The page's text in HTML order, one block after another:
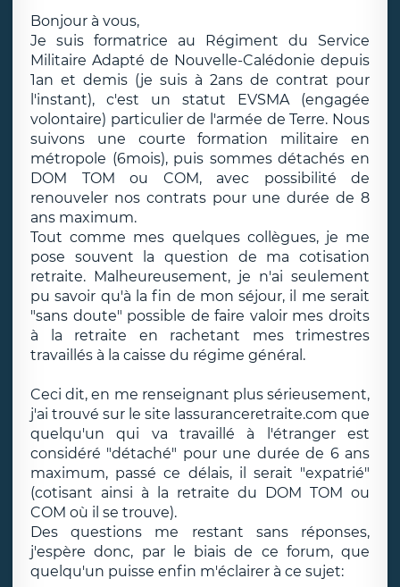
Bonjour à vous,
Je suis formatrice au Régiment du Service
Militaire Adapté de Nouvelle-Calédonie depuis
1an et demis (je suis à 2ans de contrat pour
l'instant), c'est un statut EVSMA (engagée
volontaire) particulier de l'armée de Terre. Nous
suivons une courte formation militaire en
métropole (6mois), puis sommes détachés en
DOM TOM ou COM, avec possibilité de
renouveler nos contrats pour une durée de 8
ans maximum.
Tout comme mes quelques collègues, je me
pose souvent la question de ma cotisation
retraite. Malheureusement, je n'ai seulement
pu savoir qu'à la fin de mon séjour, il me serait
"sans doute" possible de faire valoir mes droits
à la retraite en rachetant mes trimestres
travaillés à la caisse du régime général.
Ceci dit, en me renseignant plus sérieusement,
j'ai trouvé sur le site lassuranceretraite.com que
quelqu'un qui va travaillé à l'étranger est
considéré "détaché" pour une durée de 6 ans
maximum, passé ce délais, il serait "expatrié"
(cotisant ainsi à la retraite du DOM TOM ou
COM où il se trouve).
Des questions me restant sans réponses,
j'espère donc, par le biais de ce forum, que
quelqu'un puisse enfin m'éclairer à ce sujet: